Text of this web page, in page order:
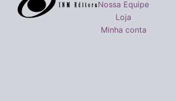
Nossa Equipe
Loja
Minha conta